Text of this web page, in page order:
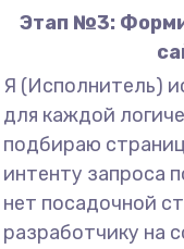
Этап №3:
Я (Исполнитель)
для каждой
подбираю
интенту запроса
нет посадочной
разработчику на